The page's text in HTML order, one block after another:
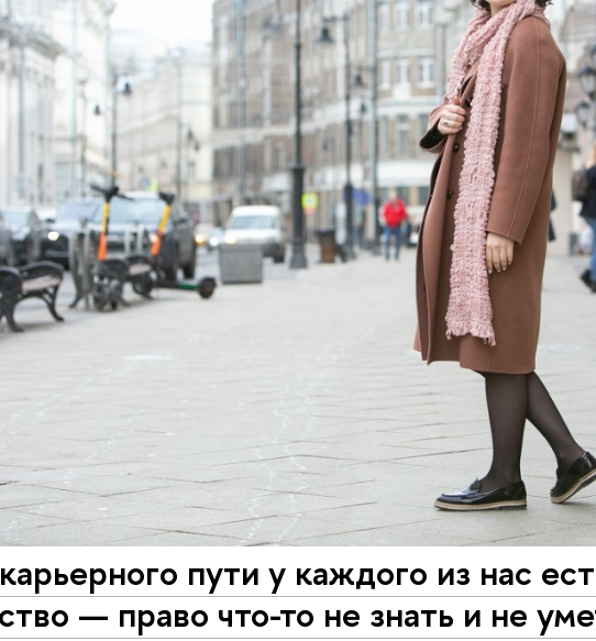
пути у каждого из нас
— право что-то не знать и не